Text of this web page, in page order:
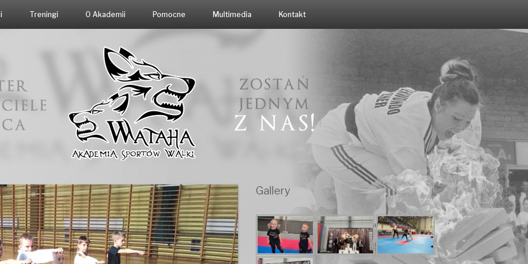
Treningi O Akademii Pomocne Multimedia Kontakt
Gallery